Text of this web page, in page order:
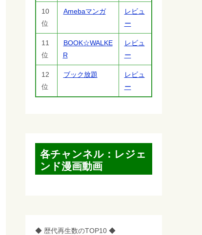
10
位
Amebaマンガ
レビュ
ー
11
位
BOOK☆WALKE
R
レビュ
ー
12
位
ブック放題
レビュ
ー
各チャンネル：レジェ
ンド漫画動画
◆ 歴代再生数のTOP10 ◆